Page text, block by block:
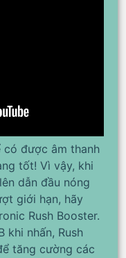
có được âm thanh
tốt! Vì vậy, khi
dẫn đầu nóng
giới hạn, hãy
Rush Booster.
khi nhấn, Rush
tăng cường các